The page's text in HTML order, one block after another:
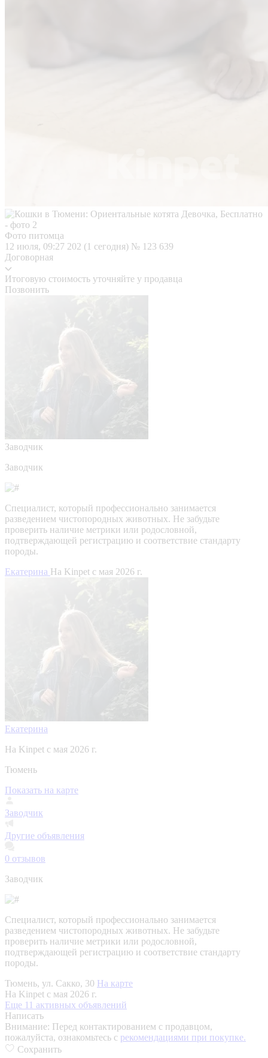
Фото питомца
12 июля, 09:27 202 (1 сегодня) № 123 639
Договорная
Итоговую стоимость уточняйте у продавца
Позвонить
Заводчик
Заводчик
Специалист, который профессионально занимается
разведением чистопородных животных. Не забудьте
проверить наличие метрики или родословной,
подтверждающей регистрацию и соответствие стандарту
породы.
Екатерина На Kinpet c мая 2026 г.
Екатерина
На Kinpet c мая 2026 г.
Тюмень
Показать на карте
Заводчик
Другие объявления
0 отзывов
Заводчик
Специалист, который профессионально занимается
разведением чистопородных животных. Не забудьте
проверить наличие метрики или родословной,
подтверждающей регистрацию и соответствие стандарту
породы.
Тюмень, ул. Сакко, 30 На карте
На Kinpet c мая 2026 г.
Еще 11 активных объявлений
Написать
Внимание: Перед контактированием с продавцом,
пожалуйста, ознакомьтесь с рекомендациями при покупке.
Сохранить